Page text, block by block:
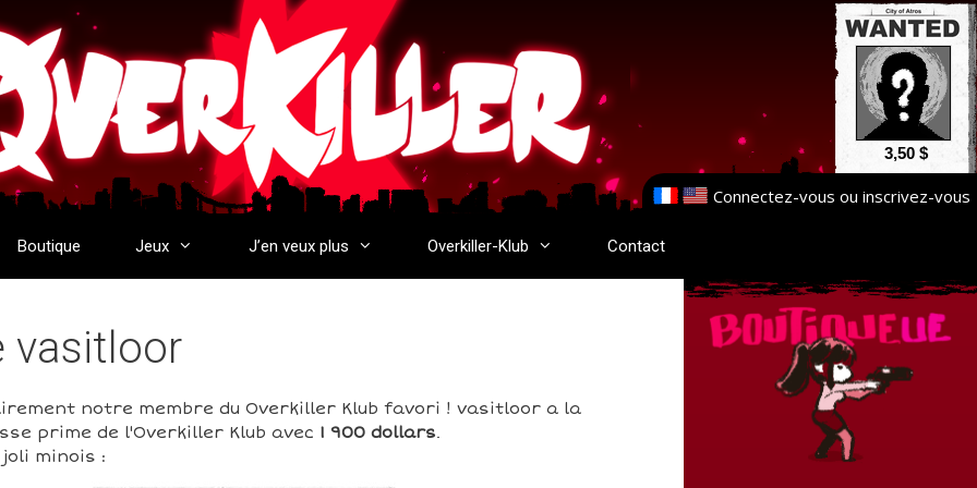
3,50 $
Connectez-vous ou inscrivez-vous
Boutique Jeux J’en veux plus Overkiller-Klub Contact
vasitloor
notre membre du Overkiller Klub favori ! vasitloor a la
prime de l'Overkiller Klub avec 1 900 dollars.
minois :